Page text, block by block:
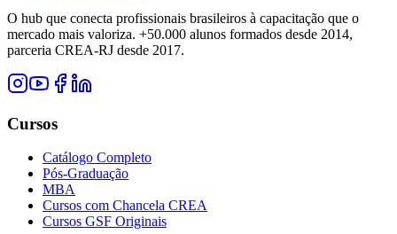
O hub que conecta profissionais brasileiros à capacitação que o
mercado mais valoriza. +50.000 alunos formados desde 2014,
parceria CREA-RJ desde 2017.
Cursos
Catálogo Completo
Pós-Graduação
MBA
Cursos com Chancela CREA
Cursos GSF Originais